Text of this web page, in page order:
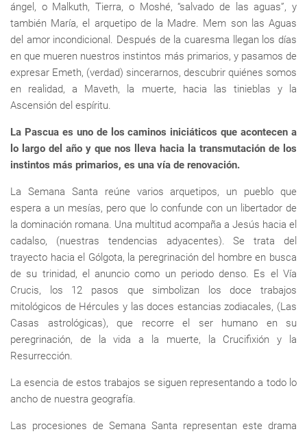
ángel, o Malkuth, Tierra, o Moshé, “salvado de las aguas”, y
también María, el arquetipo de la Madre. Mem son las Aguas
del amor incondicional. Después de la cuaresma llegan los días
en que mueren nuestros instintos más primarios, y pasamos de
expresar Emeth, (verdad) sincerarnos, descubrir quiénes somos
en realidad, a Maveth, la muerte, hacia las tinieblas y la
Ascensión del espíritu.
La Pascua es uno de los caminos iniciáticos que acontecen a
lo largo del año y que nos lleva hacia la transmutación de los
instintos más primarios, es una vía de renovación.
La Semana Santa reúne varios arquetipos, un pueblo que
espera a un mesías, pero que lo confunde con un libertador de
la dominación romana. Una multitud acompaña a Jesús hacia el
cadalso, (nuestras tendencias adyacentes). Se trata del
trayecto hacia el Gólgota, la peregrinación del hombre en busca
de su trinidad, el anuncio como un periodo denso. Es el Vía
Crucis, los 12 pasos que simbolizan los doce trabajos
mitológicos de Hércules y las doces estancias zodiacales, (Las
Casas astrológicas), que recorre el ser humano en su
peregrinación, de la vida a la muerte, la Crucifixión y la
Resurrección.
La esencia de estos trabajos se siguen representando a todo lo
ancho de nuestra geografía.
Las procesiones de Semana Santa representan este drama